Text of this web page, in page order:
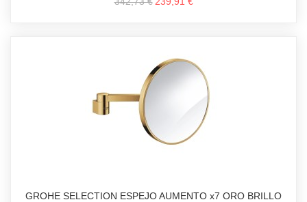
GROHE SELECTION ESPEJO AUMENTO x7 ORO BRILLO